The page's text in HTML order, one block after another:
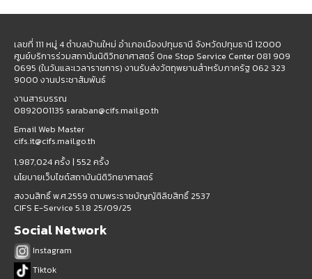
เลขที่ 111 หมู่ 4 ตำบลบ้านใหม่ อำเภอเมืองปทุมธานี จังหวัดปทุมธานี 12000
ศูนย์บริการร่วมสถาบันนิติวิทยาศาสตร์ One Stop Service Center 081 909
0695 (ในวันและเวลาราชการ) งานรับส่งวัตถุพยานสำหรับภาครัฐ 062 323
9000 งานประชาสัมพันธ์
งานสารบรรณ
0892001135 saraban@cifs.mail.go.th
Email Web Master
cifs.it@cifs.mail.go.th
1,987,024 ครั้ง | 552 ครั้ง
นโยบายเว็บไซต์สถาบันนิติวิทยาศาสตร์
สงวนสิทธิ์ พ.ศ.2559 ตามพระราชบัญญัติลิขสิทธิ์ 2537
CIFS E-Service 5.1.8 25/09/25
Social Network
Instagram
Tiktok